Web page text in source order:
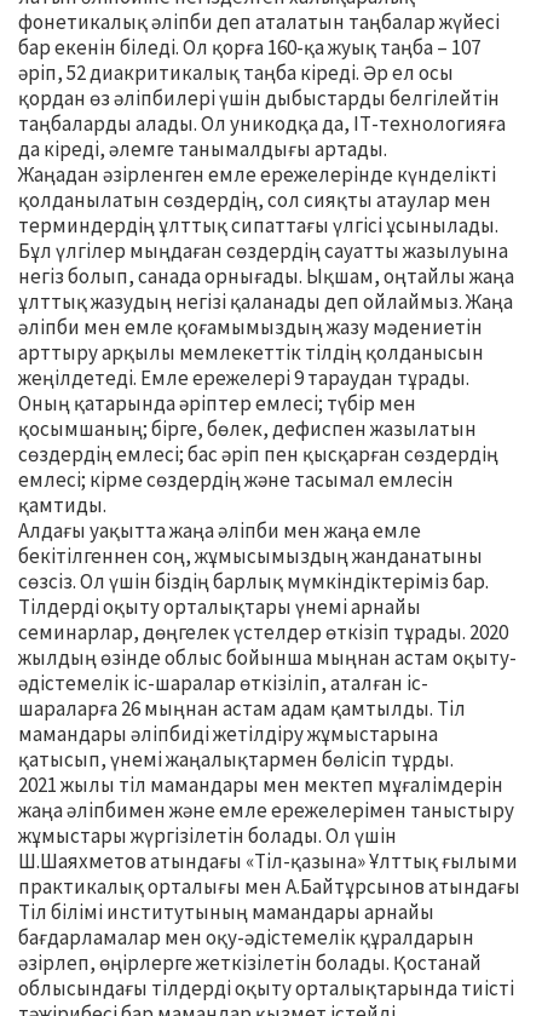
фонетикалық әліпби деп аталатын таңбалар жүйесі
бар екенін біледі. Ол қорға 160-қа жуық таңба – 107
әріп, 52 диакритикалық таңба кіреді. Әр ел осы
қордан өз әліпбилері үшін дыбыстарды белгілейтін
таңбаларды алады. Ол уникодқа да, ІТ-технологияға
да кіреді, әлемге танымалдығы артады.
Жаңадан әзірленген емле ережелерінде күнделікті
қолданылатын сөздердің, сол сияқты атаулар мен
терминдердің ұлттық сипаттағы үлгісі ұсынылады.
Бұл үлгілер мыңдаған сөздердің сауатты жазылуына
негіз болып, санада орнығады. Ықшам, оңтайлы жаңа
ұлттық жазудың негізі қаланады деп ойлаймыз. Жаңа
әліпби мен емле қоғамымыздың жазу мәдениетін
арттыру арқылы мемлекеттік тілдің қолданысын
жеңілдетеді. Емле ережелері 9 тараудан тұрады.
Оның қатарында әріптер емлесі; түбір мен
қосымшаның; бірге, бөлек, дефиспен жазылатын
сөздердің емлесі; бас әріп пен қысқарған сөздердің
емлесі; кірме сөздердің және тасымал емлесін
қамтиды.
Алдағы уақытта жаңа әліпби мен жаңа емле
бекітілгеннен соң, жұмысымыздың жанданатыны
сөзсіз. Ол үшін біздің барлық мүмкіндіктеріміз бар.
Тілдерді оқыту орталықтары үнемі арнайы
семинарлар, дөңгелек үстелдер өткізіп тұрады. 2020
жылдың өзінде облыс бойынша мыңнан астам оқыту-
әдістемелік іс-шаралар өткізіліп, аталған іс-
шараларға 26 мыңнан астам адам қамтылды. Тіл
мамандары әліпбиді жетілдіру жұмыстарына
қатысып, үнемі жаңалықтармен бөлісіп тұрды.
2021 жылы тіл мамандары мен мектеп мұғалімдерін
жаңа әліпбимен және емле ережелерімен таныстыру
жұмыстары жүргізілетін болады. Ол үшін
Ш.Шаяхметов атындағы «Тіл-қазына» Ұлттық ғылыми
практикалық орталығы мен А.Байтұрсынов атындағы
Тіл білімі институтының мамандары арнайы
бағдарламалар мен оқу-әдістемелік құралдарын
әзірлеп, өңірлерге жеткізілетін болады. Қостанай
облысындағы тілдерді оқыту орталықтарында тиісті